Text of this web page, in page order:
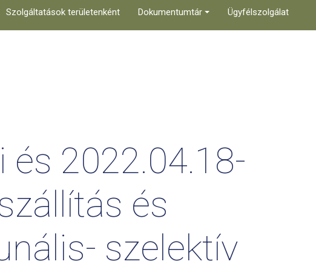
Szolgáltatások területenként Dokumentumtár Ügyfélszolgálat
és 2022.04.18-
és
szelektív